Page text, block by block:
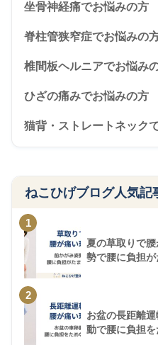
坐骨神経痛でお悩みの方
脊柱管狭窄症でお悩みの
椎間板ヘルニアでお悩み
ひざの痛みでお悩みの方
猫背・ストレートネック
ねこひげブログ人気記
1
夏の草取りで
勢で腰に負担
2
お盆の長距離
動で腰に負担